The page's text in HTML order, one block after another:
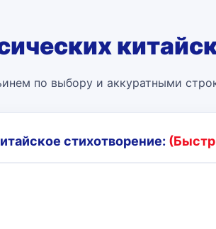
по выбору и аккуратными
стихотворение: